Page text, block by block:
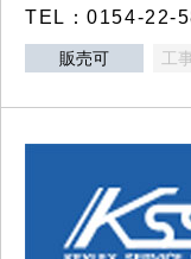
TEL：0154-22-
販売可 工